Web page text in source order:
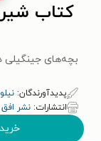
کتاب
بچه‌های جینگیلی
پدیدآورندگان:
انتشارات: نشر افق